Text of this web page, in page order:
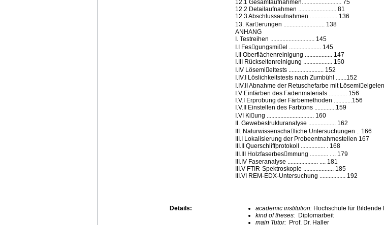
12.1 Gesamtaufnahmen.......................... 75
12.2 Detailaufnahmen ......................... 81
12.3 Abschlussaufnahmen .................. 136
13. Kar􀀭erungen ........................... 138
ANHANG
I. Testreihen ............................. 145
I.I Fes􀁉gungsmi􀀐el ..................... 145
I.II Oberflächenreinigung .................. 147
I.III Rückseitenreinigung ................... 150
I.IV Lösemi􀀐eltests ....................... 152
I.IV.I Löslichkeitstests nach Zumbühl .......152
I.IV.II Abnahme der Retuschefarbe mit Lösemi􀀐elgelen
I.V Einfärben des Fadenmaterials ............ 156
I.V.I Erprobung der Färbemethoden ............156
I.V.II Einstellen des Farbtons ..............159
I.VI Ki􀀐ung ............................... 160
II. Gewebestrukturanalyse .................. 162
III. Naturwissenscha􀀿liche Untersuchungen .. 166
III.I Lokalisierung der Probeentnahmestellen 167
III.II Querschliffprotokoll ................ . 168
III.III Holzfaserbes􀁉mmung ............ . .. 179
III.IV Faseranalyse .................... .... 181
III.V FTIR-Spektroskopie .................... 185
III.VI REM-EDX-Untersuchung ................. 192
Details: academic institution: Hochschule für Bildende
kind of theses: Diplomarbeit
main Tutor: Prof. Dr. Haller